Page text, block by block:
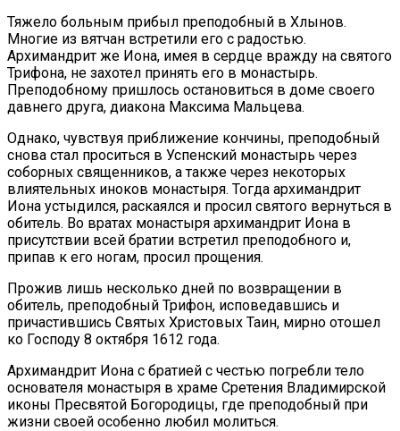
Тяжело больным прибыл преподобный в Хлынов.
Многие из вятчан встретили его с радостью.
Архимандрит же Иона, имея в сердце вражду на святого
Трифона, не захотел принять его в монастырь.
Преподобному пришлось остановиться в доме своего
давнего друга, диакона Максима Мальцева.
Однако, чувствуя приближение кончины, преподобный
снова стал проситься в Успенский монастырь через
соборных священников, а также через некоторых
влиятельных иноков монастыря. Тогда архимандрит
Иона устыдился, раскаялся и просил святого вернуться в
обитель. Во вратах монастыря архимандрит Иона в
присутствии всей братии встретил преподобного и,
припав к его ногам, просил прощения.
Прожив лишь несколько дней по возвращении в
обитель, преподобный Трифон, исповедавшись и
причастившись Святых Христовых Таин, мирно отошел
ко Господу 8 октября 1612 года.
Архимандрит Иона с братией с честью погребли тело
основателя монастыря в храме Сретения Владимирской
иконы Пресвятой Богородицы, где преподобный при
жизни своей особенно любил молиться.